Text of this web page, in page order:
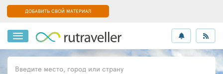
ДОБАВИТЬ СВОЙ МАТЕРИАЛ
Введите место, город или страну